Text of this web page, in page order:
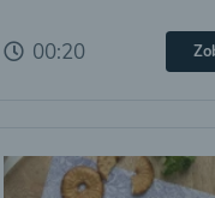
00:20